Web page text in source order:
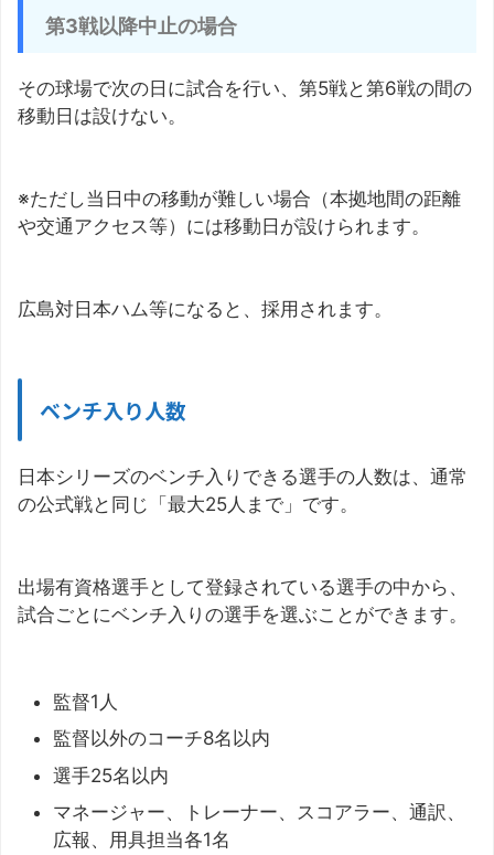
第3戦以降中止の場合
その球場で次の日に試合を行い、第5戦と第6戦の間の
移動日は設けない。
※ただし当日中の移動が難しい場合（本拠地間の距離
や交通アクセス等）には移動日が設けられます。
広島対日本ハム等になると、採用されます。
ベンチ入り人数
日本シリーズのベンチ入りできる選手の人数は、通常
の公式戦と同じ「最大25人まで」です。
出場有資格選手として登録されている選手の中から、
試合ごとにベンチ入りの選手を選ぶことができます。
監督1人
監督以外のコーチ8名以内
選手25名以内
マネージャー、トレーナー、スコアラー、通訳、
広報、用具担当各1名